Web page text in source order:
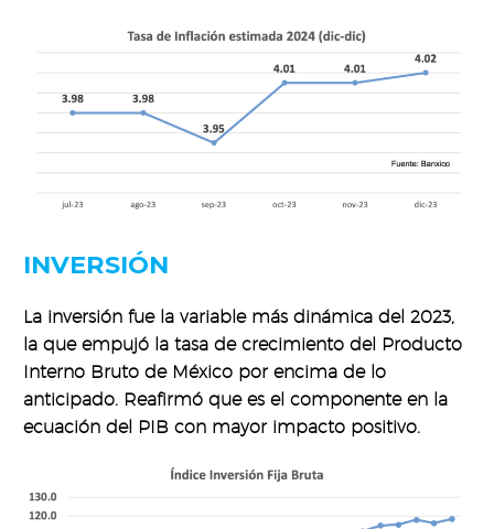
INVERSIÓN
La inversión fue la variable más dinámica del 2023,
la que empujó la tasa de crecimiento del Producto
Interno Bruto de México por encima de lo
anticipado. Reafirmó que es el componente en la
ecuación del PIB con mayor impacto positivo.